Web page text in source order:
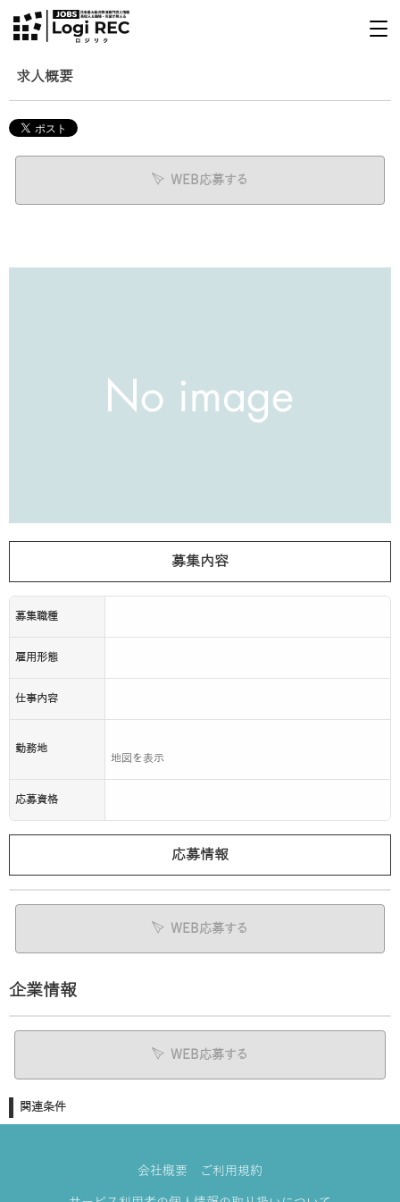
求人概要
WEB応募する
募集内容
募集職種
雇用形態
仕事内容
勤務地
地図を表示
応募資格
応募情報
WEB応募する
企業情報
WEB応募する
関連条件
会社概要 ご利用規約